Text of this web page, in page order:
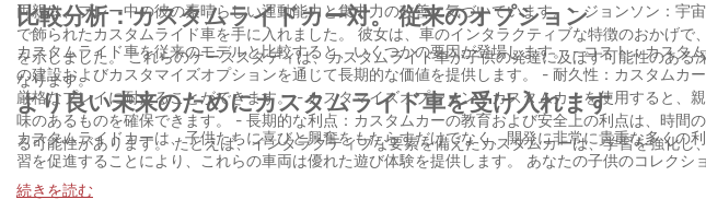
両親は、プレー中の彼の素晴らしい運動能力と集中力の改善に気づいています。 - ジョンソン：宇宙飛行士になることを夢見ている少女サラは、星や惑星
で飾られたカスタムライド車を手に入れました。 彼女は、車のインタラクティブな特徴のおかげ
を示しました。 これらのケーススタディは、カスタムライド車が子供の発達に及ぼす可能性のあ
なります。
比較分析：カスタムライドカー対。 従来のオプション
カスタムライド車を従来のモデルと比較すると、いくつかの要因が登場します。 - コスト：カスタムカーは事前に高価になる可能性がありますが、高品質
の建設およびカスタマイズオプションを通じて長期的な価値を提供します。 - 耐久性：カスタムカーは、より堅牢な素材で作られていることが多く、より
厳格なプレイに耐えることができます。 - カスタマイズオプション：カスタムカーを使用すると、親は子供の興味に合わせて体験を調整でき、魅力的で意
味のあるものを確保できます。 - 長期的な利点：カスタムカーの教育および安全上の利点は、時間の経過とともに認知的および身体的発達の改善につなが
る可能性があります。 たとえば、インタラクティブな要素を備えたカスタムカーは、学習を強化し
より良い未来のためにカスタムライド車を受け入れます
カスタムライドカーは、子供たちに喜びと興奮をもたらすだけでなく、開発に非常に貴重な多くの
習を促進することにより、これらの車両は優れた遊び体験を提供します。 あなたの子供のコレクシ
らが楽しみと成長の旅に着手するのを見てください。
続きを読む